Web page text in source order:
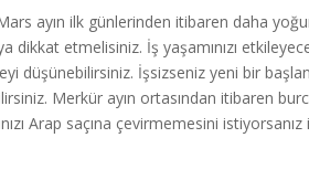
ayın ilk günlerinden itibaren daha
etmelisiniz. İş yaşamınızı
düşünebilirsiniz. İşsizseniz yeni bir
Merkür ayın ortasından itibaren
Arap saçına çevirmemesini